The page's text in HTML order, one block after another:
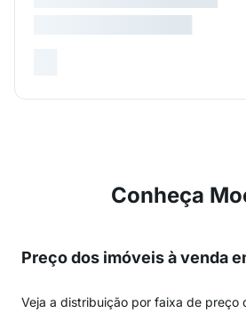
Conheça
Preço dos imóveis à venda
Veja a distribuição por faixa de preço